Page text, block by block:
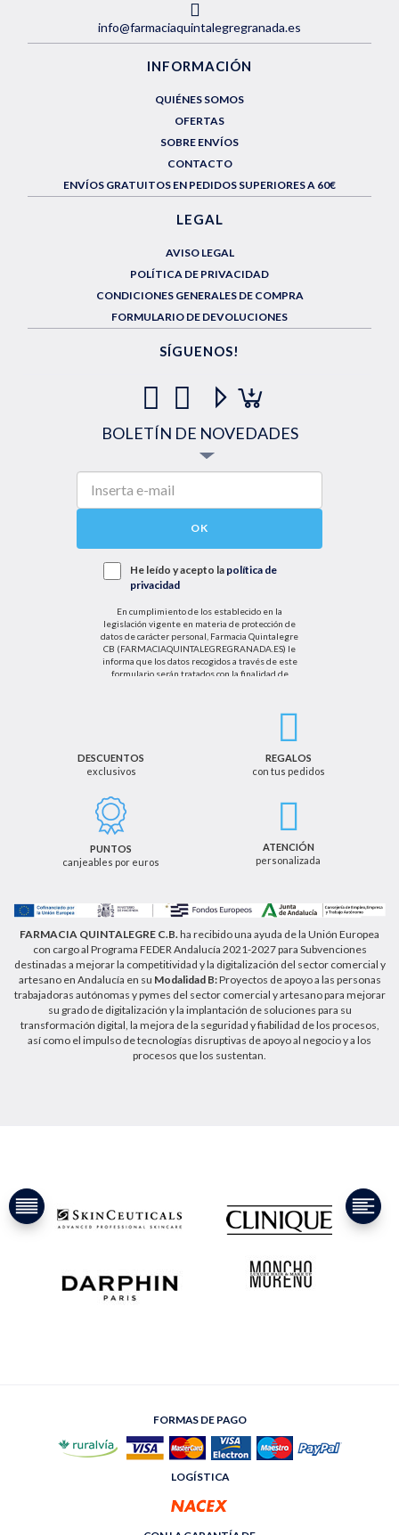
info@farmaciaquintalegregranada.es
INFORMACIÓN
QUIÉNES SOMOS
OFERTAS
SOBRE ENVÍOS
CONTACTO
ENVÍOS GRATUITOS EN PEDIDOS SUPERIORES A 60€
LEGAL
AVISO LEGAL
POLÍTICA DE PRIVACIDAD
CONDICIONES GENERALES DE COMPRA
FORMULARIO DE DEVOLUCIONES
SÍGUENOS!
BOLETÍN DE NOVEDADES
OK
He leído y acepto la política de
privacidad
En cumplimiento de los establecido en la
legislación vigente en materia de protección de
datos de carácter personal, Farmacia Quintalegre
CB (FARMACIAQUINTALEGREGRANADA.ES) le
informa que los datos recogidos a través de este
formulario serán tratados con la finalidad de
el tratamiento de sus datos personales se basará
cancelación u oposición, así como los derechos
adicionales que le asisten a través de la dirección
de email info@farmaciaquintalegregranada.es, así
como a través de los medios detallados en la
información adicional sobre nuestra política de
privacidad que puede consultar en la dirección web
DESCUENTOS
exclusivos
REGALOS
con tus pedidos
PUNTOS
canjeables por euros
ATENCIÓN
personalizada
FARMACIA QUINTALEGRE C.B.ha recibido una ayuda de la Unión Europea
con cargo al Programa FEDER Andalucía 2021-2027 para Subvenciones
destinadas a mejorar la competitividad y la digitalización del sector comercial y
artesano en Andalucía en su Modalidad B:Proyectos de apoyo a las personas
trabajadoras autónomas y pymes del sector comercial y artesano para mejorar
su grado de digitalización y la implantación de soluciones para su
transformación digital, la mejora de la seguridad y fiabilidad de los procesos,
así como el impulso de tecnologías disruptivas de apoyo al negocio y a los
procesos que los sustentan.
FORMAS DE PAGO
LOGÍSTICA